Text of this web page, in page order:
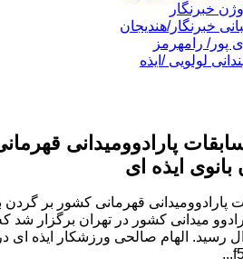
هندیجان
/ایذه
قهرمانی
ای
قهرمانی کشور بر گردن بانوی
کشور در تهران برگزار شد که
صالحی ورزشکار ایذه ای در ماده